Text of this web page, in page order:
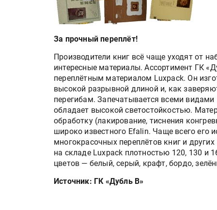
За прочный переплёт!
Производители книг всё чаще уходят от
интересные материалы. Ассортимент ГК
переплётным материалом Luxpack. Он
высокой разрывной длиной и, как
перегибам. Запечатывается всеми
обладает высокой светостойкостью.
обработку (лакирование, тиснения
широко известного Efalin. Чаще всего его
многокрасочных переплётов книг и
на складе Luxpack плотностью 120, 130 и
цветов — белый, серый, крафт, бордо,
Источник: ГК «Дубль В»
принтер G1X
Росприроднадзор
«Дубль В» расширяет
фольги для горячего
УФ-принтер Mimaki
запущен в компании